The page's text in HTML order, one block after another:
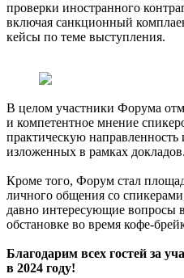
проверки иностранного
включая санкционный
кейсы по теме выступления.
В целом участники Форума
и компетентное мнение
практическую
изложенных в рамках докладов.
Кроме того, Форум стал
личного общения со
давно интересующие вопросы
обстановке во время кофе-
Благодарим всех гостей за
в 2024 году!